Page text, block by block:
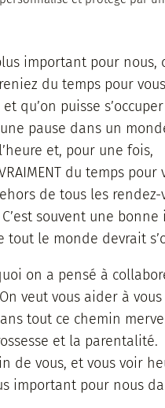
important pour nous,
du temps pour
qu’on puisse
pause dans un
et, pour une fois,
du temps pour
de tous les rendez-
souvent une
tout le monde devrait
on a pensé à
veut vous aider à vous
tout ce chemin
et la parentalité.
de vous, et vous voir
important pour nous